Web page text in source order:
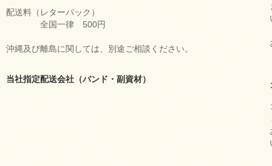
配送料（レターパック）
全国一律 500円
沖縄及び離島に関しては、別途ご相談ください。
当社指定配送会社（バンド・副資材）